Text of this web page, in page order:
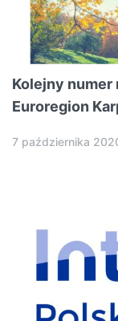
Kolejny
Euroregion
7 października